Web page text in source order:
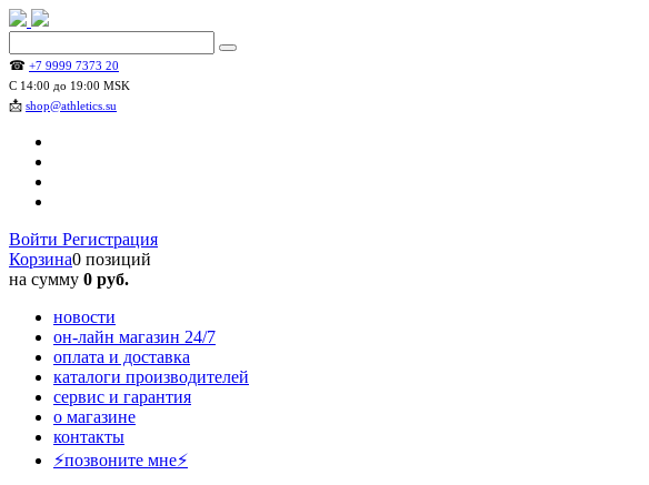
☎ +7 9999 7373 20
С 14:00 до 19:00 MSK
📩 shop@athletics.su
Войти Регистрация
Корзина0 позиций
на сумму 0 руб.
новости
он-лайн магазин 24/7
оплата и доставка
каталоги производителей
сервис и гарантия
о магазине
контакты
⚡позвоните мне⚡